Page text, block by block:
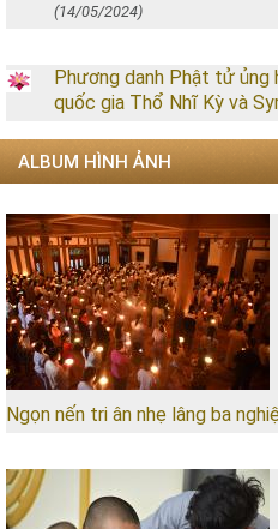
(14/05/2024)
Phương danh Phật tử ủng
quốc gia Thổ Nhĩ Kỳ và
ALBUM HÌNH ẢNH
Ngọn nến tri ân nhẹ lâng ba